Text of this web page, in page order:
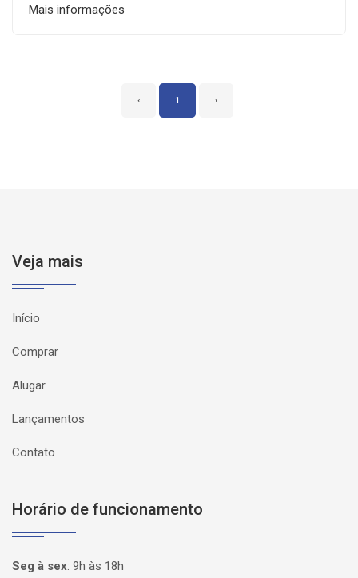
Mais informações
‹ 1 ›
Veja mais
Início
Comprar
Alugar
Lançamentos
Contato
Horário de funcionamento
Seg à sex: 9h às 18h